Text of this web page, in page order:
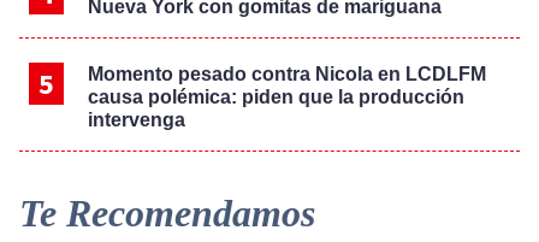
Nueva York con gomitas de mariguana
Momento pesado contra Nicola en LCDLFM
causa polémica: piden que la producción
intervenga
Te Recomendamos